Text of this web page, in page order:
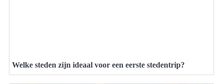
Welke steden zijn ideaal voor een eerste stedentrip?